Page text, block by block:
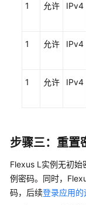
参
常
视
帮
助
1 允许 IPv4
1 允许 IPv4
1 允许 IPv4
步骤三：重置
Flexus L实例无初始
例密码。同时，
码，后续登录应用的